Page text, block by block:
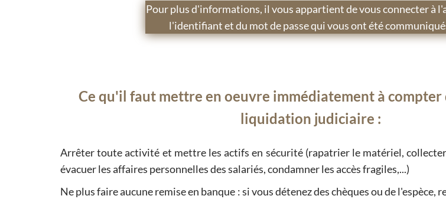
Pour plus d'informations, il vous appartient de vous connecter à
l'identifiant et du mot de passe qui vous ont été
Ce qu'il faut mettre en oeuvre immédiatement à compter
liquidation judiciaire :
Arrêter toute activité et mettre les actifs en sécurité (rapatrier le matériel,
évacuer les affaires personnelles des salariés, condamner les accès fragiles,...)
Ne plus faire aucune remise en banque : si vous détenez des chèques ou de l'espèce,